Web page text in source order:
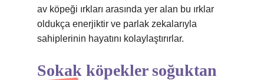
av köpeği ırkları arasında yer alan bu ırklar
oldukça enerjiktir ve parlak zekalarıyla
sahiplerinin hayatını kolaylaştırırlar.
Sokak köpekler soğuktan